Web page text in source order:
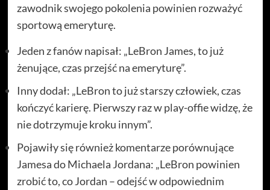
zawodnik swojego pokolenia powinien rozważyć
sportową emeryturę.
Jeden z fanów napisał: „LeBron James, to już
żenujące, czas przejść na emeryturę”.
Inny dodał: „LeBron to już starszy człowiek, czas
kończyć karierę. Pierwszy raz w play-offie widzę, że
nie dotrzymuje kroku innym”.
Pojawiły się również komentarze porównujące
Jamesa do Michaela Jordana: „LeBron powinien
zrobić to, co Jordan – odejść w odpowiednim